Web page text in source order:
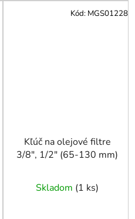
Kľúč na olejové filtre
3/8", 1/2" (65-130 mm)
Skladom (1 ks)
Kód: MGS01228